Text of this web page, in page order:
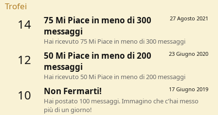
Trofei
14 27 Agosto 2021
75 Mi Piace in meno di 300
messaggi
Hai ricevuto 75 Mi Piace in meno di 300 messaggi
12 23 Giugno 2020
50 Mi Piace in meno di 200
messaggi
Hai ricevuto 50 Mi Piace in meno di 200 messaggi
10 17 Giugno 2019
Non Fermarti!
Hai postato 100 messaggi. Immagino che c'hai messo
più di un giorno!